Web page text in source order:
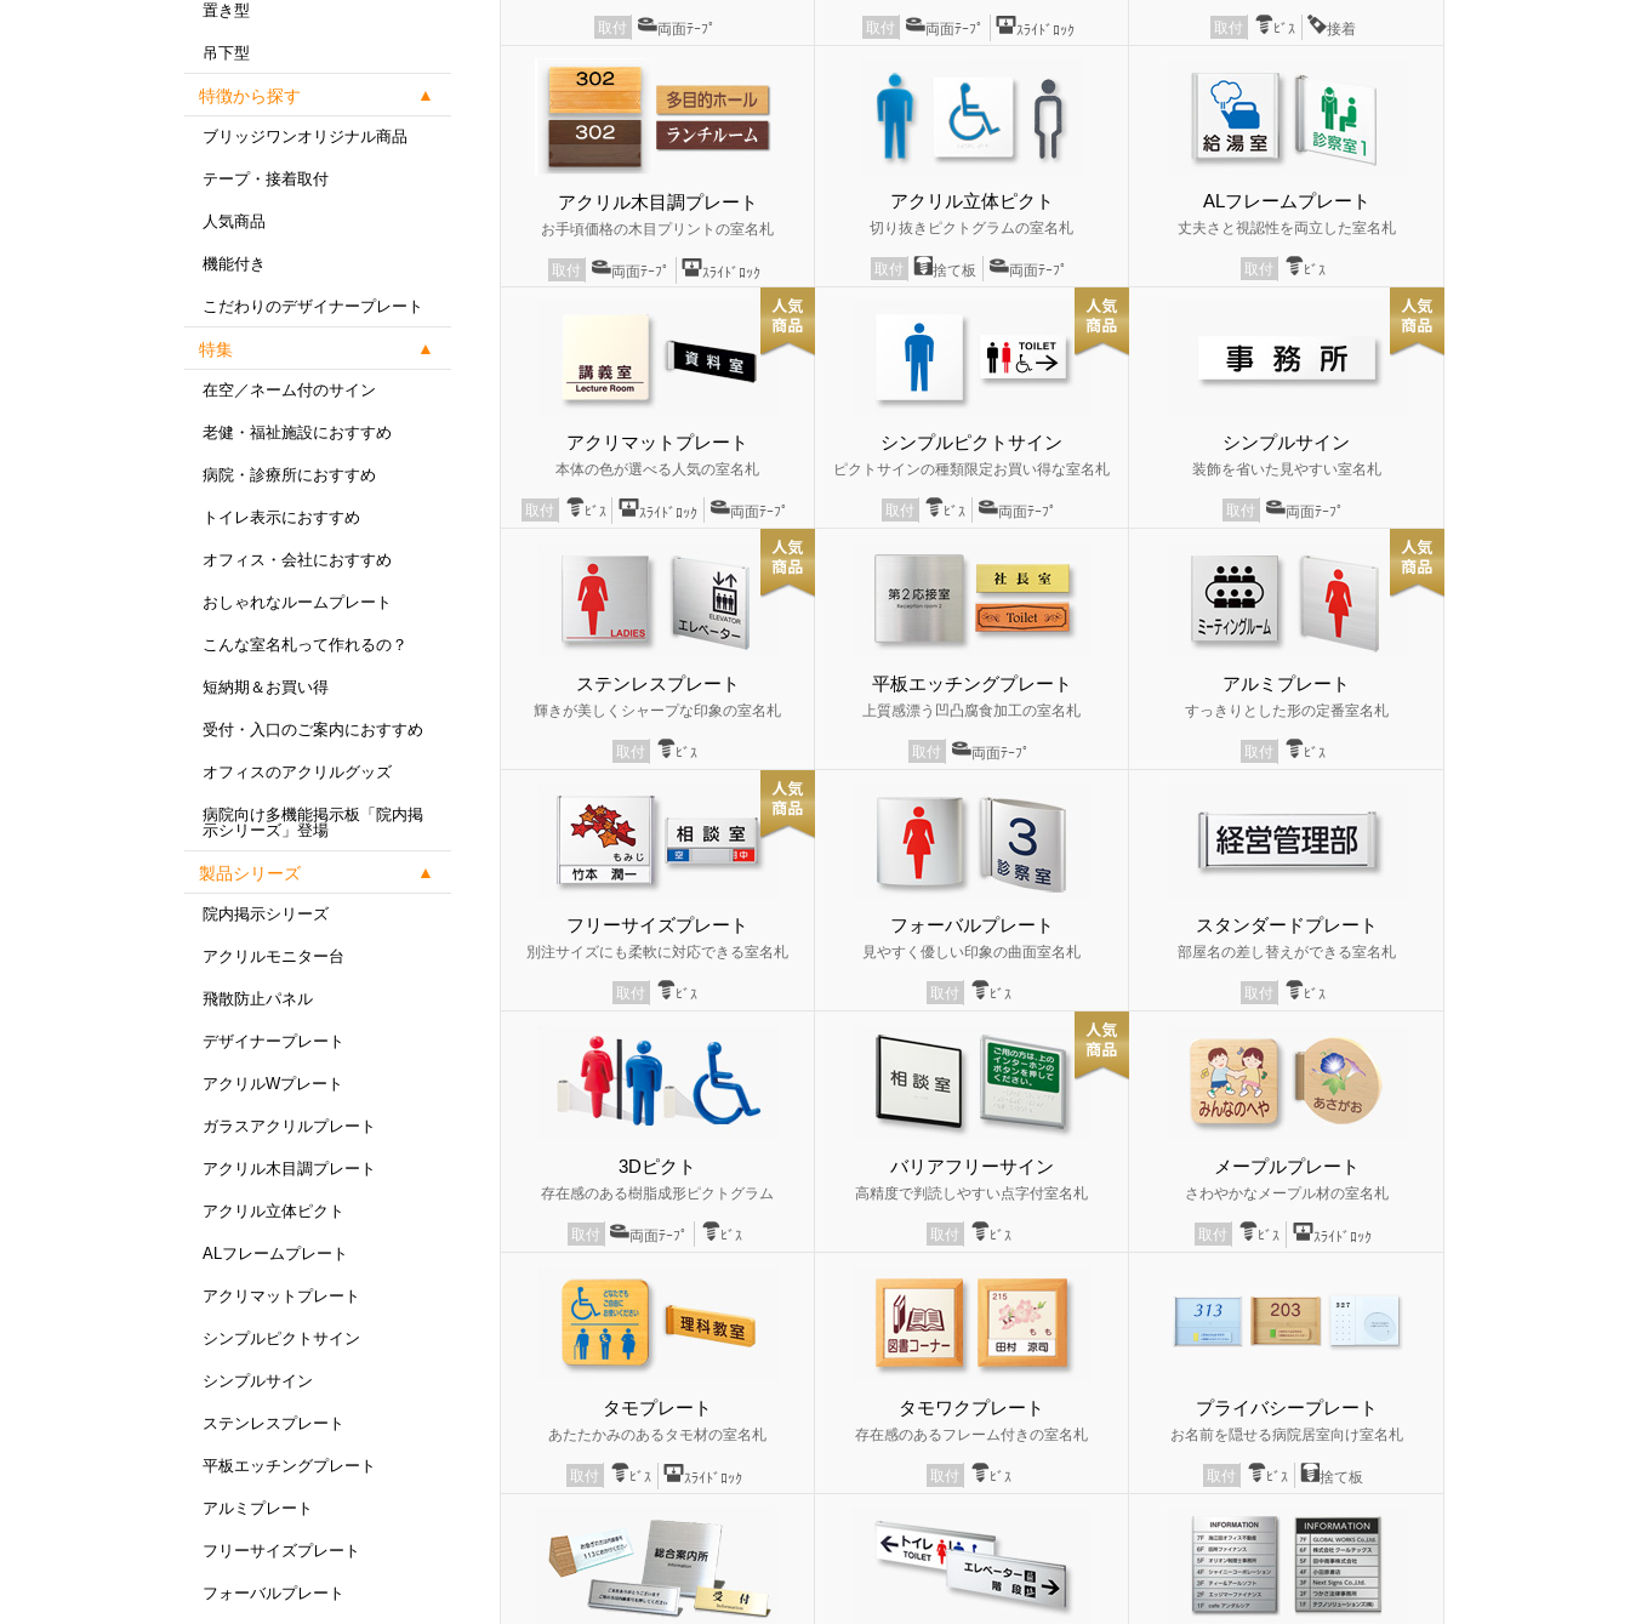
置き型
吊下型
特徴から探す
ブリッジワンオリジナル商品
テープ・接着取付
人気商品
機能付き
こだわりのデザイナープレート
特集
在空／ネーム付のサイン
老健・福祉施設におすすめ
病院・診療所におすすめ
トイレ表示におすすめ
オフィス・会社におすすめ
おしゃれなルームプレート
こんな室名札って作れるの？
短納期＆お買い得
受付・入口のご案内におすすめ
オフィスのアクリルグッズ
病院向け多機能掲示板「院内掲
示シリーズ」登場
製品シリーズ
院内掲示シリーズ
アクリルモニター台
飛散防止パネル
デザイナープレート
アクリルWプレート
ガラスアクリルプレート
アクリル木目調プレート
アクリル立体ピクト
ALフレームプレート
アクリマットプレート
シンプルピクトサイン
シンプルサイン
ステンレスプレート
平板エッチングプレート
アルミプレート
フリーサイズプレート
フォーバルプレート
取付 両面ﾃｰﾌﾟ 取付 両面ﾃｰﾌﾟ ｽﾗｲﾄﾞﾛｯｸ 取付 ﾋﾞｽ 接着
アクリル木目調プレート
お手頃価格の木目プリントの室名札
取付 両面ﾃｰﾌﾟ ｽﾗｲﾄﾞﾛｯｸ
アクリル立体ピクト
切り抜きピクトグラムの室名札
取付 捨て板 両面ﾃｰﾌﾟ
ALフレームプレート
丈夫さと視認性を両立した室名札
取付 ﾋﾞｽ
アクリマットプレート
本体の色が選べる人気の室名札
取付 ﾋﾞｽ ｽﾗｲﾄﾞﾛｯｸ 両面ﾃｰﾌﾟ
シンプルピクトサイン
ピクトサインの種類限定お買い得な室名札
取付 ﾋﾞｽ 両面ﾃｰﾌﾟ
シンプルサイン
装飾を省いた見やすい室名札
取付 両面ﾃｰﾌﾟ
ステンレスプレート
輝きが美しくシャープな印象の室名札
取付 ﾋﾞｽ
平板エッチングプレート
上質感漂う凹凸腐食加工の室名札
取付 両面ﾃｰﾌﾟ
アルミプレート
すっきりとした形の定番室名札
取付 ﾋﾞｽ
フリーサイズプレート
別注サイズにも柔軟に対応できる室名札
取付 ﾋﾞｽ
フォーバルプレート
見やすく優しい印象の曲面室名札
取付 ﾋﾞｽ
スタンダードプレート
部屋名の差し替えができる室名札
取付 ﾋﾞｽ
3Dピクト
存在感のある樹脂成形ピクトグラム
取付 両面ﾃｰﾌﾟ ﾋﾞｽ
バリアフリーサイン
高精度で判読しやすい点字付室名札
取付 ﾋﾞｽ
メープルプレート
さわやかなメープル材の室名札
取付 ﾋﾞｽ ｽﾗｲﾄﾞﾛｯｸ
タモプレート
あたたかみのあるタモ材の室名札
取付 ﾋﾞｽ ｽﾗｲﾄﾞﾛｯｸ
タモワクプレート
存在感のあるフレーム付きの室名札
取付 ﾋﾞｽ
プライバシープレート
お名前を隠せる病院居室向け室名札
取付 ﾋﾞｽ 捨て板